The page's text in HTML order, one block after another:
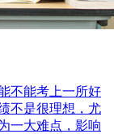
不能考上一所好
不是很理想，尤
一大难点，影响